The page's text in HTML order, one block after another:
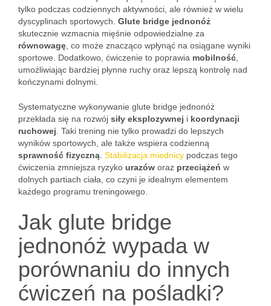
tylko podczas codziennych aktywności, ale również w wielu
dyscyplinach sportowych. Glute bridge jednonóż
skutecznie wzmacnia mięśnie odpowiedzialne za
równowagę , co może znacząco wpłynąć na osiągane wyniki
sportowe. Dodatkowo, ćwiczenie to poprawia mobilność
umożliwiając bardziej płynne ruchy oraz lepszą kontrolę nad
kończynami dolnymi.
Systematyczne wykonywanie glute bridge jednonóż
przekłada się na rozwój siły eksplozywnej i koordynacji
ruchowej . Taki trening nie tylko prowadzi do lepszych
wyników sportowych, ale także wspiera codzienną
sprawność fizyczną Stabilizacja miednicy podczas tego
ćwiczenia zmniejsza ryzyko urazów oraz przeciążeń w
dolnych partiach ciała, co czyni je idealnym elementem
każdego programu treningowego.
Jak glute bridge
jednonóż wypada w
porównaniu do innych
ćwiczeń na pośladki?